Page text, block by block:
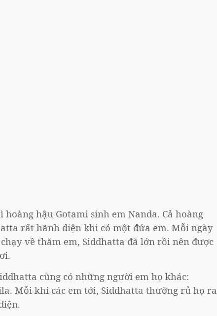
hậu Gotami sinh em Nanda. Cả hoàng
rất hãnh diện khi có một đứa em. Mỗi ngày
về thăm em, Siddhatta đã lớn rồi nên được
cũng có những người em họ khác:
Mỗi khi các em tới, Siddhatta thường rủ họ ra